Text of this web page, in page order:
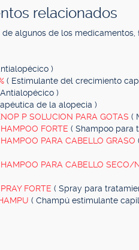
relacionados
de algunos de los
)
( Estimulante del crecimiento
)
de la alopecia )
P SOLUCION PARA GOTAS (
FORTE ( Shampoo para
PARA CABELLO GRASO
PARA CABELLO SECO/
FORTE ( Spray para
( Champú estimulante